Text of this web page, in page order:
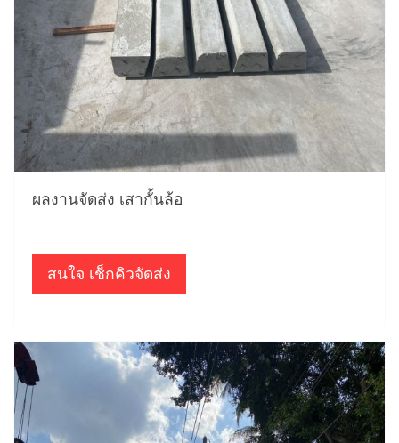
ผลงานจัดส่ง เสากั้นล้อ
สนใจ เช็กคิวจัดส่ง